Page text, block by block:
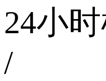
24小
/